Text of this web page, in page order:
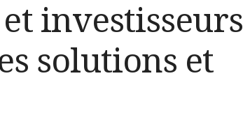
investisseurs
solutions et